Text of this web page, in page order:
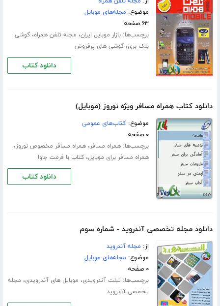
موضوع: مجله‌های موبایل
۶۳ صفحه
برچسب‌ها:بازار موبایل ایران، مجله تلفن همراه،گوشی
بلک بری،گوشی های پرفروش
دانلود کتاب
دانلود کتاب همراه مسافر ویژه نوروز (موبایل)
موضوع:کتاب‌های عمومی
۰ صفحه
برچسب‌ها:همراه مسافر،همراه مسافر مخصوص نوروز،
همراه مسافر برای موبایل،کتاب با فرمت جاوا
دانلود کتاب
دانلود مجله تخصصی آندروید - شماره سوم
از: مجله آندروید
موضوع: مجله‌های موبایل
۰ صفحه
برچسب‌ها: تبلت آندرویدی، موبایل های آندرویدی، مجله
تخصصی آندروید